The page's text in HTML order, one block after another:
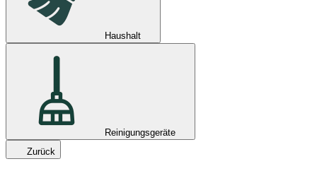
Haushalt
Reinigungsgeräte
Zurück